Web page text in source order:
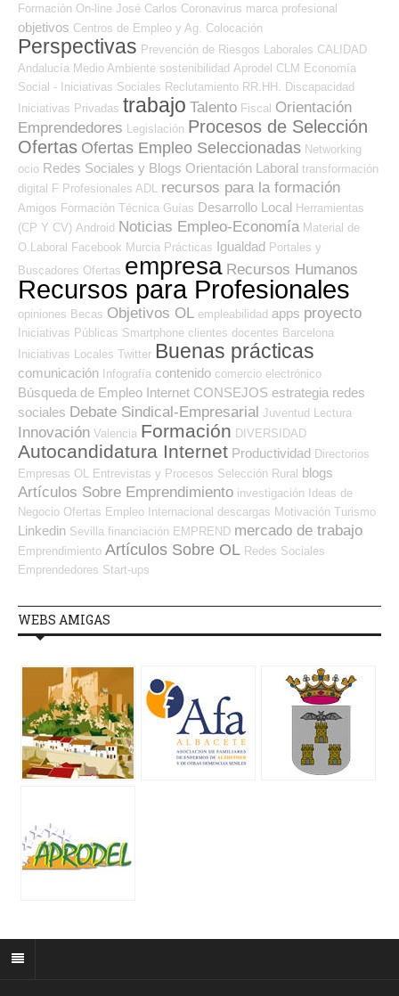
Formación On-line José Carlos Coronavirus marca profesional
objetivos Centros de Empleo y Ag. Colocación
Perspectivas Prevención de Riesgos Laborales CALIDAD
Andalucía Medio Ambiente sostenibilidad Aprodel CLM Economía
Social - Iniciativas Sociales Reclutamiento RR.HH.
Discapacidad
Iniciativas Privadas trabajo Talento Fiscal Orientación
Emprendedores Legislación Procesos de Selección
Ofertas Ofertas Empleo Seleccionadas Networking
ocio Redes Sociales y Blogs Orientación Laboral transformación
digital F Profesionales ADL recursos para la formación
Amigos Formación Técnica Guías Desarrollo Local Herramientas
(CP Y CV) Android Noticias Empleo-Economía Material de
O.Laboral Facebook Murcia Prácticas Igualdad Portales y
Buscadores Ofertas empresa Recursos Humanos
Recursos para Profesionales
opiniones Becas Objetivos OL empleabilidad apps proyecto
Iniciativas Públicas Smartphone clientes docentes Barcelona
Iniciativas Locales Twitter Buenas prácticas
comunicación Infografía contenido comercio electrónico
Búsqueda de Empleo Internet CONSEJOS estrategia redes
sociales Debate Sindical-Empresarial Juventud Lectura
Innovación Valencia Formación DIVERSIDAD
Autocandidatura Internet Productividad Directorios
Empresas OL
Entrevistas y Procesos Selección Rural blogs
Artículos Sobre Emprendimiento investigación Ideas de
Negocio Ofertas Empleo Internacional descargas Motivación Turismo
Linkedin Sevilla financiación EMPREND mercado de trabajo
Emprendimiento Artículos Sobre OL Redes Sociales
Emprendedores Start-ups
WEBS AMIGAS